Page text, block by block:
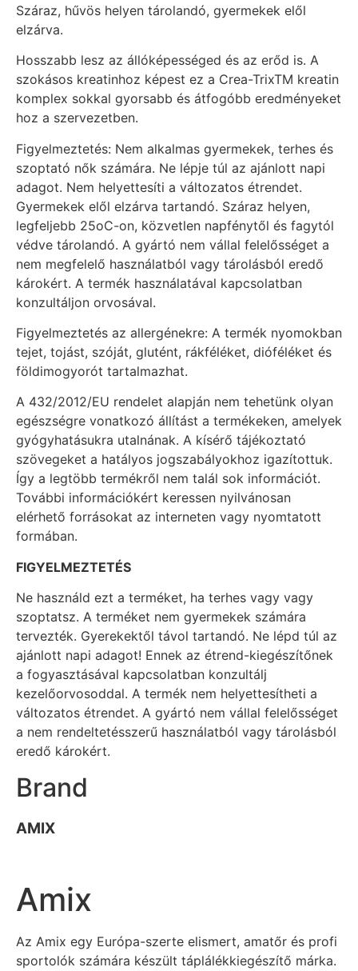
Száraz, hűvös helyen tárolandó, gyermekek elől
elzárva.
Hosszabb lesz az állóképességed és az erőd is. A
szokásos kreatinhoz képest ez a Crea-TrixTM kreatin
komplex sokkal gyorsabb és átfogóbb eredményeket
hoz a szervezetben.
Figyelmeztetés: Nem alkalmas gyermekek, terhes és
szoptató nők számára. Ne lépje túl az ajánlott napi
adagot. Nem helyettesíti a változatos étrendet.
Gyermekek elől elzárva tartandó. Száraz helyen,
legfeljebb 25oC-on, közvetlen napfénytől és fagytól
védve tárolandó. A gyártó nem vállal felelősséget a
nem megfelelő használatból vagy tárolásból eredő
károkért. A termék használatával kapcsolatban
konzultáljon orvosával.
Figyelmeztetés az allergénekre: A termék nyomokban
tejet, tojást, szóját, glutént, rákféléket, dióféléket és
földimogyorót tartalmazhat.
A 432/2012/EU rendelet alapján nem tehetünk olyan
egészségre vonatkozó állítást a termékeken, amelyek
gyógyhatásukra utalnának. A kísérő tájékoztató
szövegeket a hatályos jogszabályokhoz igazítottuk.
Így a legtöbb termékről nem talál sok információt.
További információkért keressen nyilvánosan
elérhető forrásokat az interneten vagy nyomtatott
formában.
FIGYELMEZTETÉS
Ne használd ezt a terméket, ha terhes vagy vagy
szoptatsz. A terméket nem gyermekek számára
tervezték. Gyerekektől távol tartandó. Ne lépd túl az
ajánlott napi adagot! Ennek az étrend-kiegészítőnek
a fogyasztásával kapcsolatban konzultálj
kezelőorvosoddal. A termék nem helyettesítheti a
változatos étrendet. A gyártó nem vállal felelősséget
a nem rendeltetésszerű használatból vagy tárolásból
eredő károkért.
Brand
AMIX
Amix
Az Amix egy Európa-szerte elismert, amatőr és profi
sportolók számára készült táplálékkiegészítő márka.